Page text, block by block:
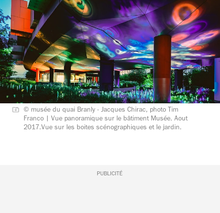
© musée du quai Branly - Jacques Chirac, photo Tim
Franco | Vue panoramique sur le bâtiment Musée. Aout
2017.Vue sur les boites scénographiques et le jardin.
PUBLICITÉ